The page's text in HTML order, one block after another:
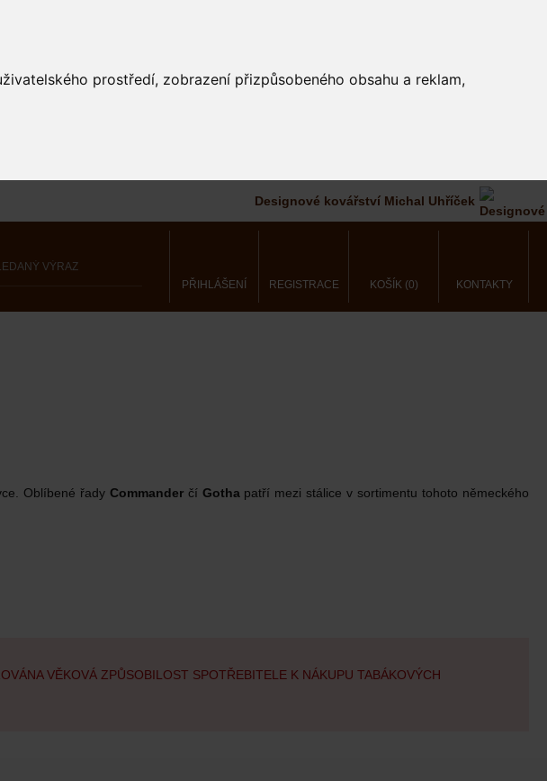
prostředí, zobrazení přizpůsobeného obsahu a reklam,
Designové kovářství Michal Uhříček
PŘIHLÁŠENÍ REGISTRACE KOŠÍK (0) KONTAKTY
Oblíbené řady Commanderčí Gotha patří mezi stálice v sortimentu tohoto německého
VĚKOVÁ ZPŮSOBILOST SPOTŘEBITELE K NÁKUPU TABÁKOVÝCH